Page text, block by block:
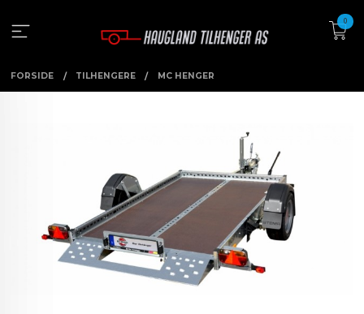
innholdet
0
FORSIDE TILHENGERE MC HENGER